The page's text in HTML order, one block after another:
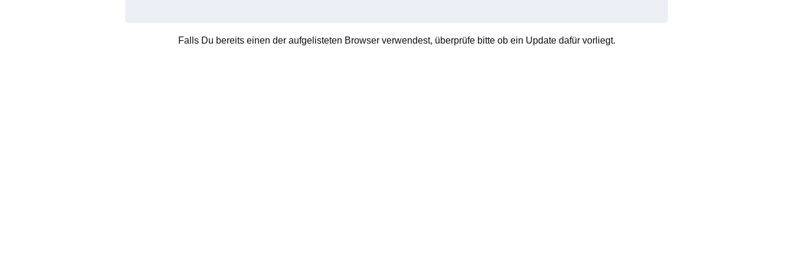
Falls Du bereits einen der aufgelisteten Browser verwendest, überprüfe bitte ob ein Update dafür vorliegt.